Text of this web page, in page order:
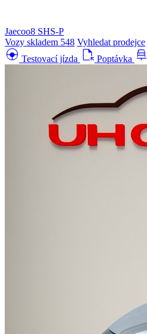
Jaecoo8 SHS-P
Vozy skladem 548 Vyhledat prodejce
search_hands_free Testovací jízda file_open Poptávka car_repair